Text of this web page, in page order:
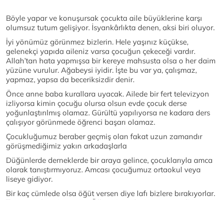
Böyle yapar ve konuşursak çocukta aile büyüklerine karşı
olumsuz tutum gelişiyor. İsyankârlıkta denen, aksi biri oluyor.
İyi yönümüz görünmez bizlerin. Hele yaşınız küçükse,
gelenekçi yapıda aileniz varsa çocuğun çekeceği vardır.
Allah’tan hata yapmışsa bir kereye mahsusta olsa o her daim
yüzüne vurulur. Ağabeysi iyidir. İşte bu var ya, çalışmaz,
yapmaz, yapsa da beceriksizdir denir.
Önce anne baba kurallara uyacak. Ailede bir fert televizyon
izliyorsa kimin çocuğu olursa olsun evde çocuk derse
yoğunlaştırılmış olamaz. Gürültü yapılıyorsa ne kadara ders
çalışıyor görünmede öğrenci başarı olamaz.
Çocukluğumuz beraber geçmiş olan fakat uzun zamandır
görüşmediğimiz yakın arkadaşlarla
Düğünlerde derneklerde bir araya gelince, çocuklarıyla amca
olarak tanıştırmıyoruz. Amcası çocuğumuz ortaokul veya
liseye gidiyor.
Bir kaç cümlede olsa öğüt versen diye lafı bizlere bırakıyorlar.